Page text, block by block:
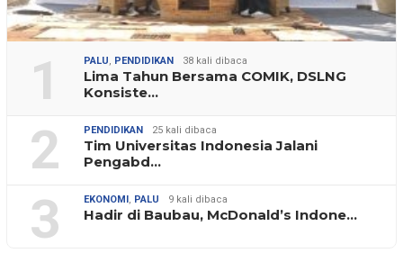
1 PALU, PENDIDIKAN 38 kali dibaca
Lima Tahun Bersama COMIK, DSLNG
Konsiste…
2 PENDIDIKAN 25 kali dibaca
Tim Universitas Indonesia Jalani
Pengabd…
3 EKONOMI , PALU 9 kali dibaca
Hadir di Baubau, McDonald’s Indone…